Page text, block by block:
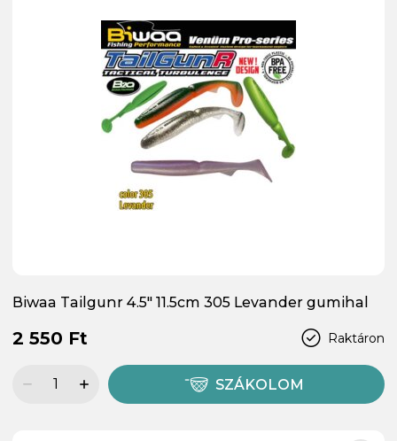
Biwaa Tailgunr 4.5" 11.5cm 305 Levander gumihal
Raktáron
2 550 Ft
SZÁKOLOM